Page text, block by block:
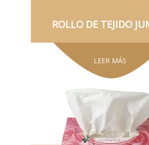
ROLLO DE TEJIDO
LEER MÁS